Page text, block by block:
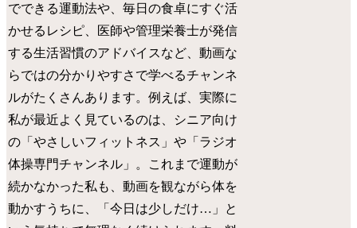
でできる運動法や、毎日の食卓にすぐ活
かせるレシピ、医師や管理栄養士が発信
する生活習慣のアドバイスなど、動画な
らではの分かりやすさで学べるチャンネ
ルがたくさんあります。例えば、実際に
私が最近よく見ているのは、シニア向け
の「やさしいフィットネス」や「ラジオ
体操専門チャンネル」。これまで運動が
続かなかった私も、動画を観ながら体を
動かすうちに、「今日は少しだけ…」と